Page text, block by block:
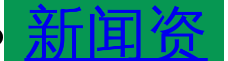
新闻资